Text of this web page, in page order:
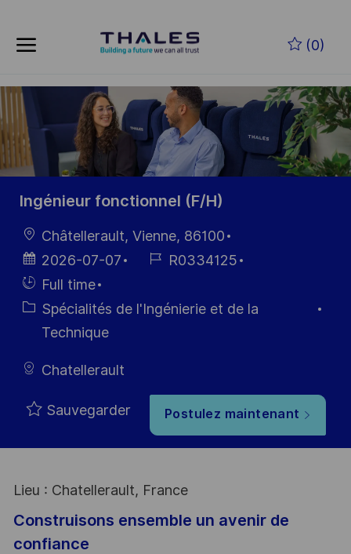
(0)
-
Ingénieur fonctionnel (F/H)
localisation
Châtellerault, Vienne, 86100
Date
d’affichage
2026-07-07
Référence
R0334125
Hiring
Type
Full time
Catégorie
Spécialités de l'Ingénierie et de la
Technique
Chatellerault
Sauvegarder Postulez maintenant
Lieu : Chatellerault, France
Construisons ensemble un avenir de
confiance